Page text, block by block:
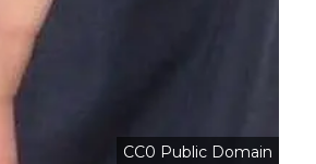
CC0 Public Domain